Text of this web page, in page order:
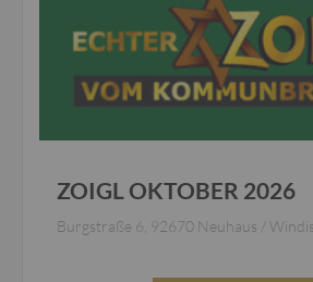
ZOIGL OKTOBER 2026
Burgstraße 6, 92670 Neuhaus /